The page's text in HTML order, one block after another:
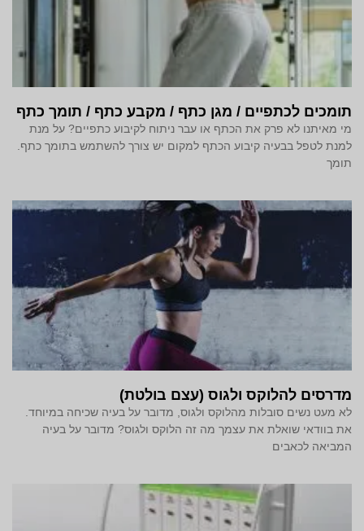
תומכים לכתפיים / מגן כתף / מקבע כתף / תומך כתף
מי מאיתנו לא פרק את הכתף או עבר ניתוח לקיבוע כתפיים? על מנת
למנת לטפל בבעיה קיבוע הכתף למקום יש צורך להשתמש בתומך כתף.
תומך
מדרסים להלוקס ולגוס (עצם בולטת)
לא מעט נשים סובלות מהלוקס ולגוס, מדובר על בעיה שכיחה במיוחד.
את בוודאי שואלת את עצמך מה זה הלוקס ולגוס? מדובר על בעיה
המביאה לכאבים